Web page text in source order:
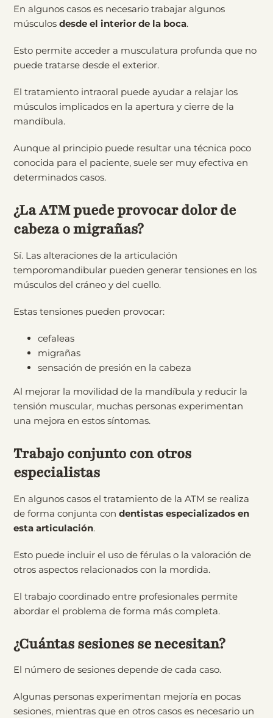
En algunos casos es necesario trabajar algunos
músculosdesde el interior de la boca.
Esto permite acceder a musculatura profunda que no
puede tratarse desde el exterior.
El tratamiento intraoral puede ayudar a relajar los
músculos implicados en la apertura y cierre de la
mandíbula.
Aunque al principio puede resultar una técnica poco
conocida para el paciente, suele ser muy efectiva en
determinados casos.
¿La ATM puede provocar dolor de
cabeza o migrañas?
Sí. Las alteraciones de la articulación
temporomandibular pueden generar tensiones en los
músculos del cráneo y del cuello.
Estas tensiones pueden provocar:
cefaleas
migrañas
sensación de presión en la cabeza
Al mejorar la movilidad de la mandíbula y reducir la
tensión muscular, muchas personas experimentan
una mejora en estos síntomas.
Trabajo conjunto con otros
especialistas
En algunos casos el tratamiento de la ATM se realiza
de forma conjunta condentistas especializados en
esta articulación.
Esto puede incluir el uso de férulas o la valoración de
otros aspectos relacionados con la mordida.
El trabajo coordinado entre profesionales permite
abordar el problema de forma más completa.
¿Cuántas sesiones se necesitan?
El número de sesiones depende de cada caso.
Algunas personas experimentan mejoría en pocas
sesiones, mientras que en otros casos es necesario un